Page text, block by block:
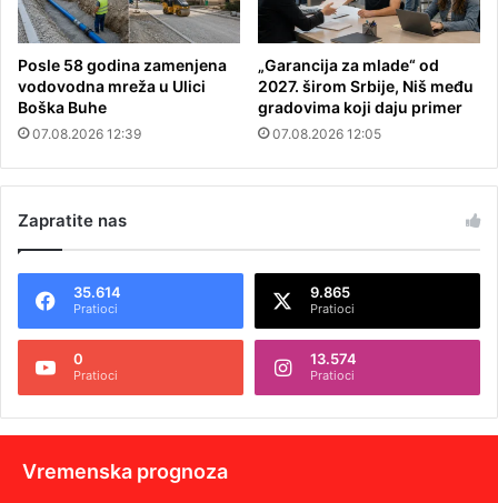
Posle 58 godina zamenjena
vodovodna mreža u Ulici
Boška Buhe
07.08.2026 12:39
„Garancija za mlade“ od
2027. širom Srbije, Niš među
gradovima koji daju primer
07.08.2026 12:05
Zapratite nas
35.614
Pratioci
9.865
Pratioci
0
Pratioci
13.574
Pratioci
Vremenska prognoza